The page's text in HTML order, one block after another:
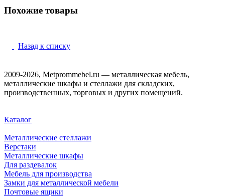
Похожие товары
Назад к списку
2009-2026, Metprommebel.ru — металлическая мебель,
металлические шкафы и стеллажи для складских,
производственных, торговых и других помещений.
Каталог
Металлические стеллажи
Верстаки
Металлические шкафы
Для раздевалок
Мебель для производства
Замки для металлической мебели
Почтовые ящики